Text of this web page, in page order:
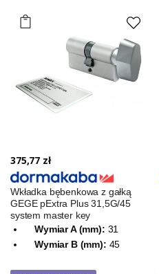
375,77 zł
Wkładka bębenkowa z gałką
GEGE pExtra Plus 31,5G/45
system master key
Wymiar A (mm): 31
Wymiar B (mm): 45